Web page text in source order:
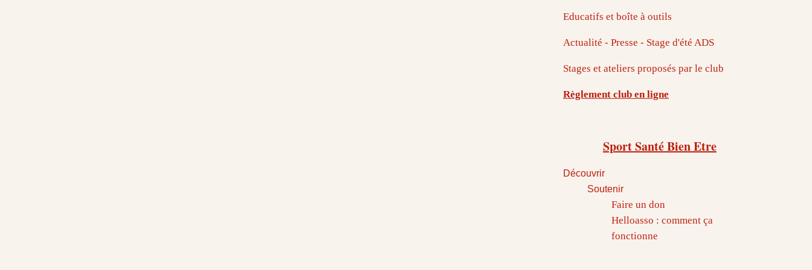
Educatifs et boîte à outils
Actualité - Presse - Stage d'été ADS
Stages et ateliers proposés par le club
Règlement club en ligne
Sport Santé Bien Etre
Découvrir
Soutenir
Faire un don
Helloasso : comment ça
fonctionne